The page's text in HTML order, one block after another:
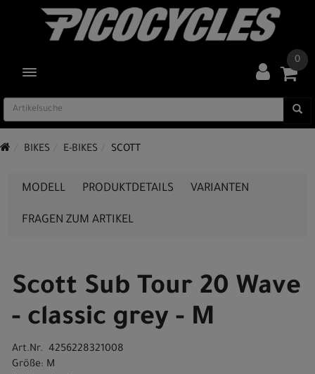
TOGGLE NAVIGATION
0
BIKES E-BIKES SCOTT
MODELL PRODUKTDETAILS VARIANTEN
FRAGEN ZUM ARTIKEL
Scott Sub Tour 20 Wave
- classic grey - M
Art.Nr. 4256228321008
Größe: M